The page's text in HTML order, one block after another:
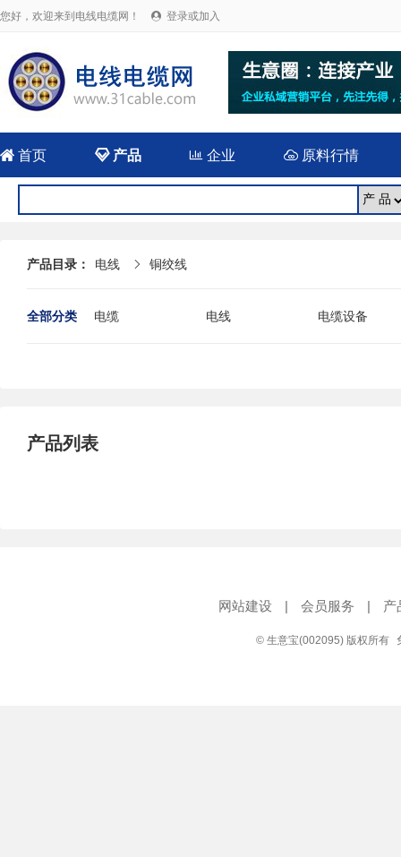
您好，欢迎来到电线电缆网！  登录或加入
 首页 产品  企业 原料行情
产品目录： 电线  铜绞线
全部分类 电缆 电线
电缆设备
产品列表
网站建设 | 会员服务 | 产
© 生意宝(002095) 版权所有